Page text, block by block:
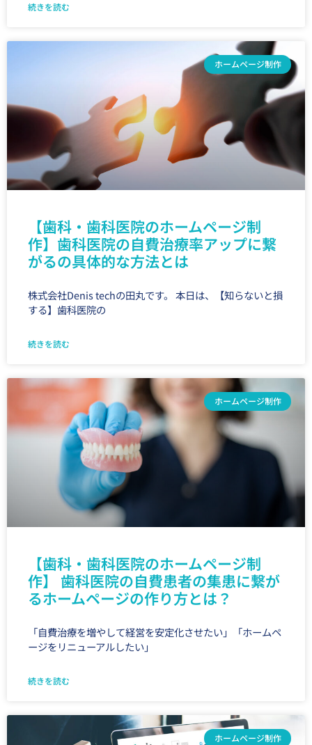
続きを読む
ホームページ制作
【歯科・歯科医院のホームページ制
作】歯科医院の自費治療率アップに繋
がるの具体的な方法とは
株式会社Denis techの田丸です。 本日は、【知らないと損
する】歯科医院の
続きを読む
ホームページ制作
【歯科・歯科医院のホームページ制
作】 歯科医院の自費患者の集患に繋が
るホームページの作り方とは？
「自費治療を増やして経営を安定化させたい」「ホームペ
ージをリニューアルしたい」
続きを読む
ホームページ制作